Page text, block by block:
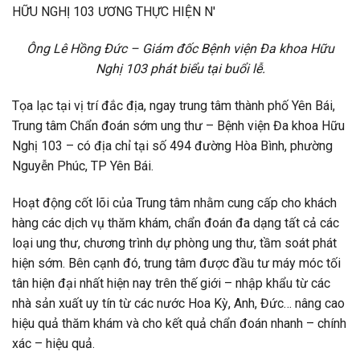
Ông Lê Hồng Đức – Giám đốc Bệnh viện Đa khoa Hữu
Nghị 103 phát biểu tại buổi lễ.
Tọa lạc tại vị trí đắc địa, ngay trung tâm thành phố Yên Bái,
Trung tâm Chẩn đoán sớm ung thư – Bệnh viện Đa khoa Hữu
Nghị 103 – có địa chỉ tại số 494 đường Hòa Bình, phường
Nguyễn Phúc, TP Yên Bái.
Hoạt động cốt lõi của Trung tâm nhằm cung cấp cho khách
hàng các dịch vụ thăm khám, chẩn đoán đa dạng tất cả các
loại ung thư, chương trình dự phòng ung thư, tầm soát phát
hiện sớm. Bên cạnh đó, trung tâm được đầu tư máy móc tối
tân hiện đại nhất hiện nay trên thế giới – nhập khẩu từ các
nhà sản xuất uy tín từ các nước Hoa Kỳ, Anh, Đức… nâng cao
hiệu quả thăm khám và cho kết quả chẩn đoán nhanh – chính
xác – hiệu quả.